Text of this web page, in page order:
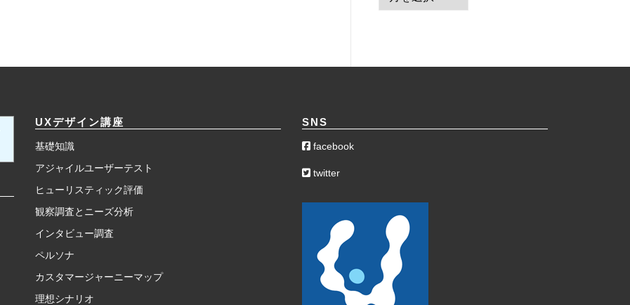
ー
ブ
UXデザイン講座
基礎知識
アジャイルユーザーテスト
ヒューリスティック評価
観察調査とニーズ分析
インタビュー調査
ペルソナ
カスタマージャーニーマップ
理想シナリオ
SNS
facebook
twitter